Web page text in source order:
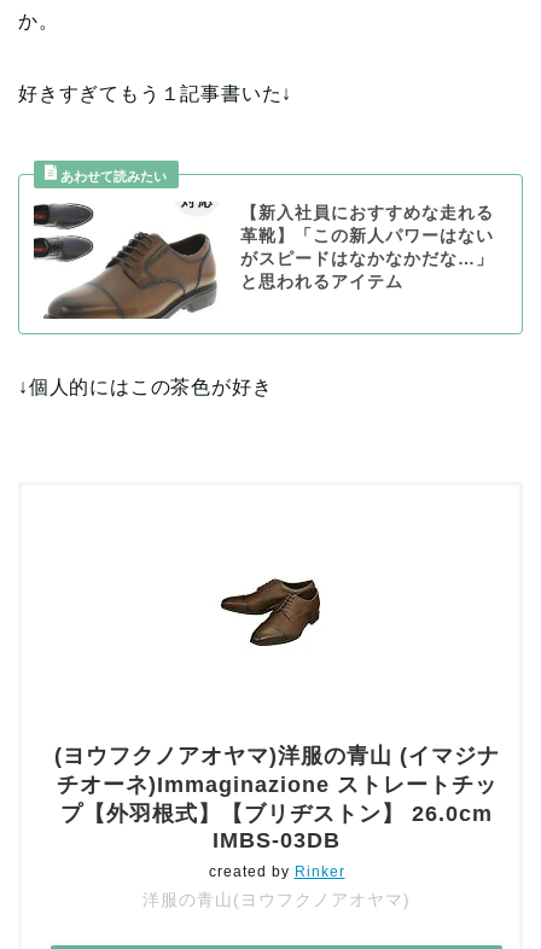
か。
好きすぎてもう１記事書いた↓
【新入社員におすすめな走れる
革靴】「この新人パワーはない
がスピードはなかなかだな…」
と思われるアイテム
↓個人的にはこの茶色が好き
(ヨウフクノアオヤマ)洋服の青山 (イマジナ
チオーネ)Immaginazione ストレートチッ
プ【外羽根式】【ブリヂストン】 26.0cm
IMBS-03DB
created by Rinker
洋服の青山(ヨウフクノアオヤマ)